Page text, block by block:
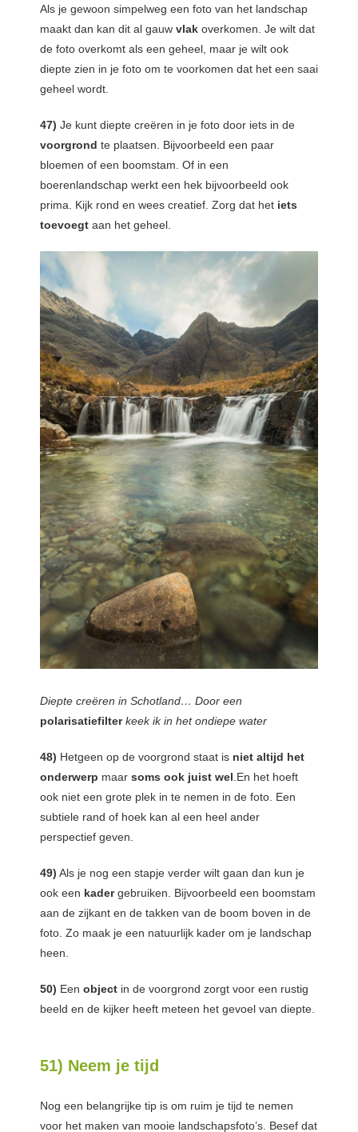
Als je gewoon simpelweg een foto van het landschap
maakt dan kan dit al gauw vlak overkomen. Je wilt dat
de foto overkomt als een geheel, maar je wilt ook
diepte zien in je foto om te voorkomen dat het een saai
geheel wordt.
47) Je kunt diepte creëren in je foto door iets in de
voorgrond te plaatsen. Bijvoorbeeld een paar
bloemen of een boomstam. Of in een
boerenlandschap werkt een hek bijvoorbeeld ook
prima. Kijk rond en wees creatief. Zorg dat het iets
toevoegt aan het geheel.
Diepte creëren in Schotland… Door een
polarisatiefilterkeek ik in het ondiepe water
48) Hetgeen op de voorgrond staat is niet altijd het
onderwerp maar soms ook juist wel.En het hoeft
ook niet een grote plek in te nemen in de foto. Een
subtiele rand of hoek kan al een heel ander
perspectief geven.
49) Als je nog een stapje verder wilt gaan dan kun je
ook een kadergebruiken. Bijvoorbeeld een boomstam
aan de zijkant en de takken van de boom boven in de
foto. Zo maak je een natuurlijk kader om je landschap
heen.
50) Een object in de voorgrond zorgt voor een rustig
beeld en de kijker heeft meteen het gevoel van diepte.
51) Neem je tijd
Nog een belangrijke tip is om ruim je tijd te nemen
voor het maken van mooie landschapsfoto’s. Besef dat